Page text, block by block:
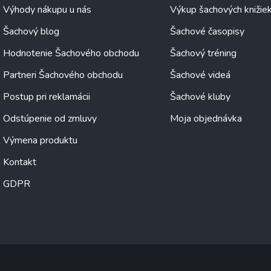
Výhody nákupu u nás
Šachový blog
Hodnotenie Šachového obchodu
Partneri Šachového obchodu
Postup pri reklamácii
Odstúpenie od zmluvy
Výmena produktu
Kontakt
GDPR
Výkup šachových
Šachové časopisy
Šachový tréning
Šachové videá
Šachové kluby
Moja objednávka